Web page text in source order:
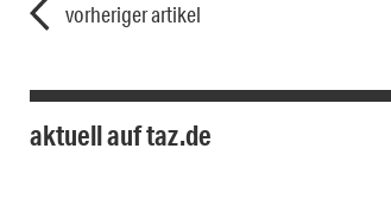
vorheriger artikel
aktuell auf taz.de